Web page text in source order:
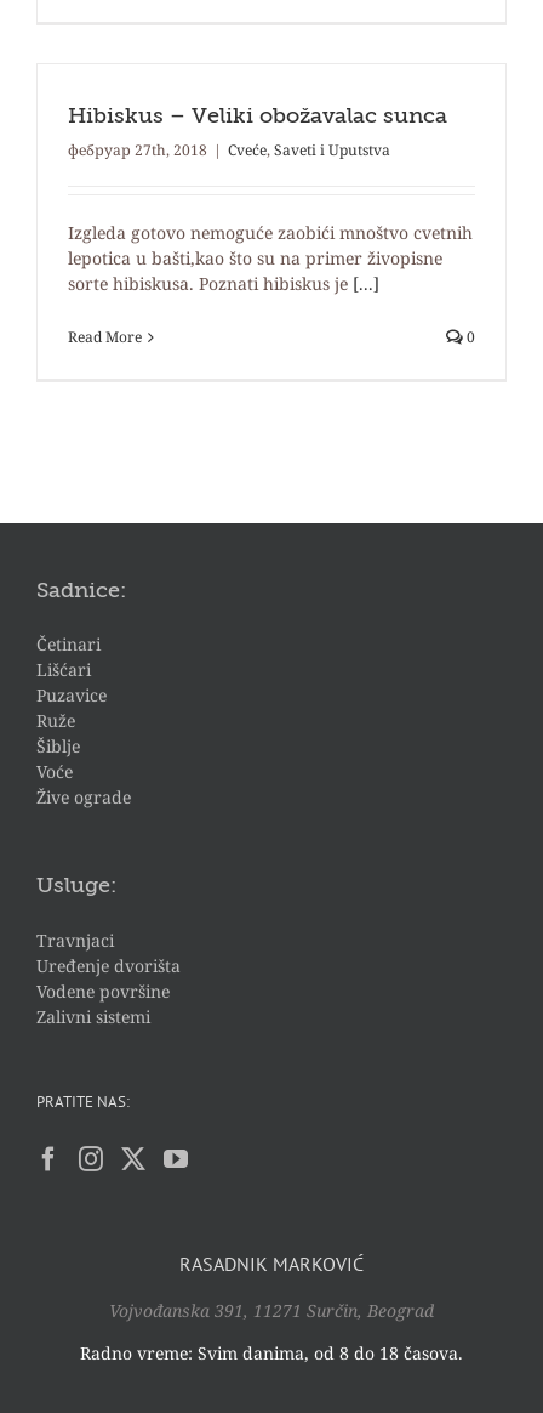
Hibiskus – Veliki obožavalac sunca
фебруар 27th, 2018 | Cveće,Saveti i Uputstva
Izgleda gotovo nemoguće zaobići mnoštvo cvetnih
lepotica u bašti,kao što su na primer živopisne
sorte hibiskusa. Poznati hibiskus je [...]
Read More 0
Sadnice:
Četinari
Lišćari
Puzavice
Ruže
Šiblje
Voće
Žive ograde
Usluge:
Travnjaci
Uređenje dvorišta
Vodene površine
Zalivni sistemi
PRATITE NAS:
RASADNIK MARKOVIĆ
Vojvođanska 391, 11271 Surčin, Beograd
Radno vreme: Svim danima, od 8 do 18 časova.